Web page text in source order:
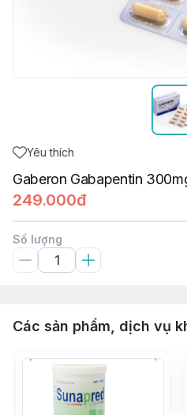
Yêu thích
Gaberon Gabapentin
249.000đ
Số lượng
Các sản phẩm, dịch vụ